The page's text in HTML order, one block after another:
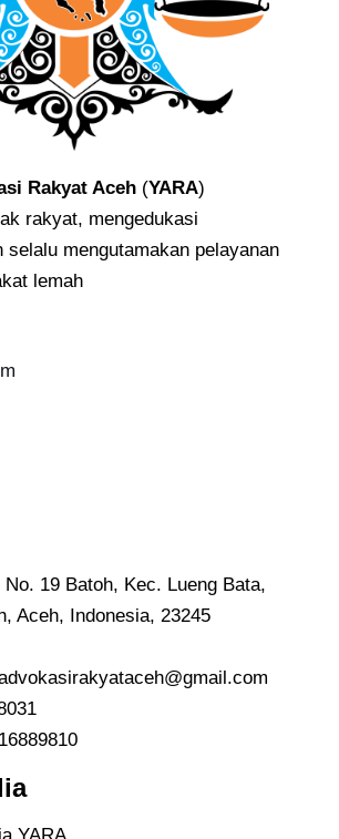
Rakyat Aceh (YARA)
rakyat, mengedukasi
selalu mengutamakan pelayanan
lemah
19 Batoh, Kec. Lueng Bata,
Aceh, Indonesia, 23245